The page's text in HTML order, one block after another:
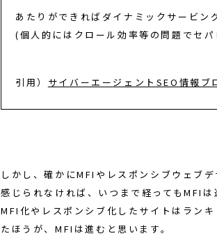
あたりができればダイナミックサービン
(個人的にはクロール効率等の問題でセ
引用） サイバーエージェントSEO情報ブ
しかし、確かにMFIやレスポンシブウェブ
感じられなければ、いつまで経ってもMFI
MFI化やレスポンシブ化したサイトはラン
たほうが、MFIは進むと思います。